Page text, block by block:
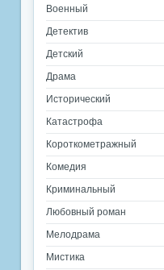
Военный
Детектив
Детский
Драма
Исторический
Катастрофа
Короткометражный
Комедия
Криминальный
Любовный роман
Мелодрама
Мистика